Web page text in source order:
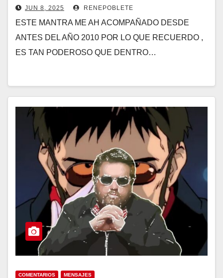
JUN 8, 2025 RENEPOBLETE
ESTE MANTRA ME AH ACOMPAÑADO DESDE
ANTES DEL AÑO 2010 POR LO QUE RECUERDO ,
ES TAN PODEROSO QUE DENTRO…
COMENTARIOS MENSAJES